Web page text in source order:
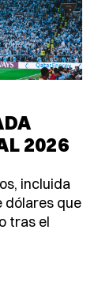
2026
incluida
dólares que
tras el